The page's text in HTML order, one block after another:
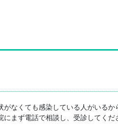
なくても感染している人がいる
まず電話で相談し、受診してくだ